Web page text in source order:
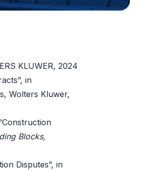
KLUWER, 2024
in
Wolters Kluwer,
Blocks,
Disputes”, in